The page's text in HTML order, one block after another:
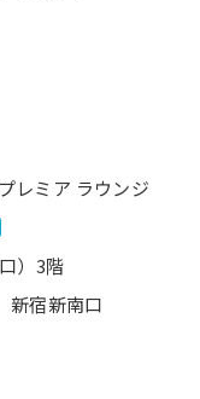
レミア ラウンジ
）3階
新宿新南口